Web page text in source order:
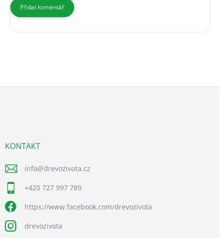
Přidat komentář
KONTAKT
info@drevozivota.cz
+420 727 997 789
https://www.facebook.com/drevozivota
drevozivota